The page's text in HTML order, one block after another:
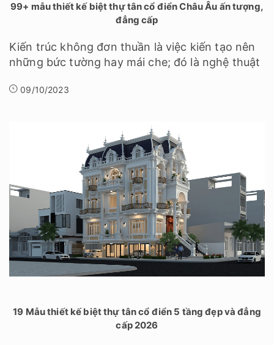
99+ mẫu thiết kế biệt thự tân cổ điển Châu Âu ấn tượng,
đẳng cấp
Kiến trúc không đơn thuần là việc kiến tạo nên
những bức tường hay mái che; đó là nghệ thuật
09/10/2023
19 Mẫu thiết kế biệt thự tân cổ điển 5 tầng đẹp và đẳng
cấp 2026